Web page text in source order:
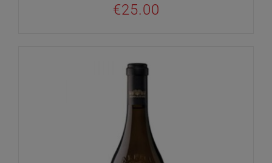
€25.00